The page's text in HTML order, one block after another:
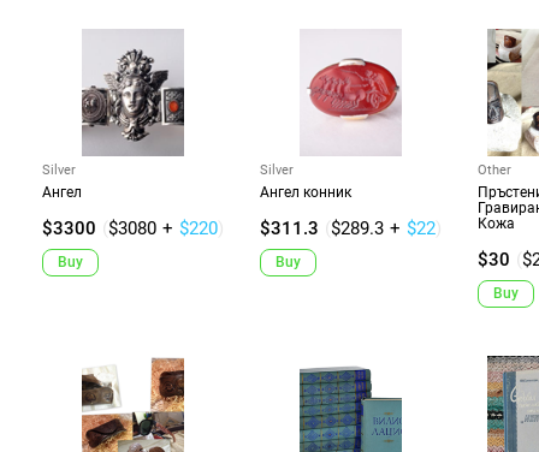
Silver
Ангел
$3300 ($3080 + $220)
Buy
Silver
Ангел конник
$311.3 ($289.3 + $22)
Buy
Other
Кожа
$30 (
Buy